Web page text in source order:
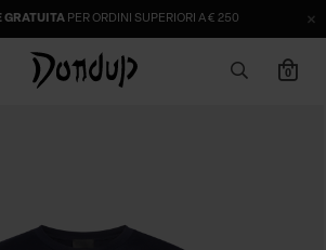
GRATUITAPER ORDINI SUPERIORI A € 250
0